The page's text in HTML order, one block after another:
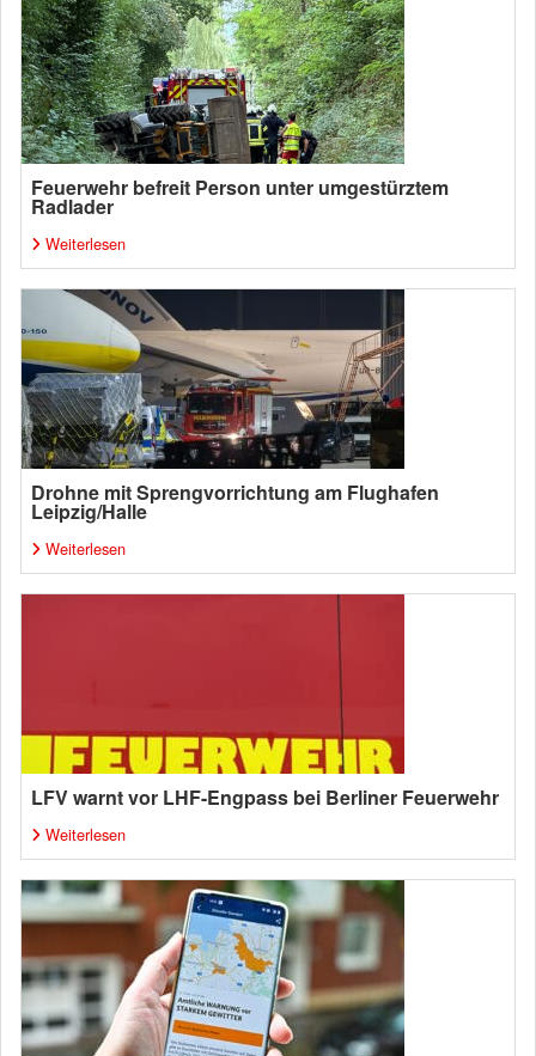
Feuerwehr befreit Person unter umgestürztem
Radlader
Weiterlesen
Drohne mit Sprengvorrichtung am Flughafen
Leipzig/Halle
Weiterlesen
LFV warnt vor LHF-Engpass bei Berliner Feuerwehr
Weiterlesen